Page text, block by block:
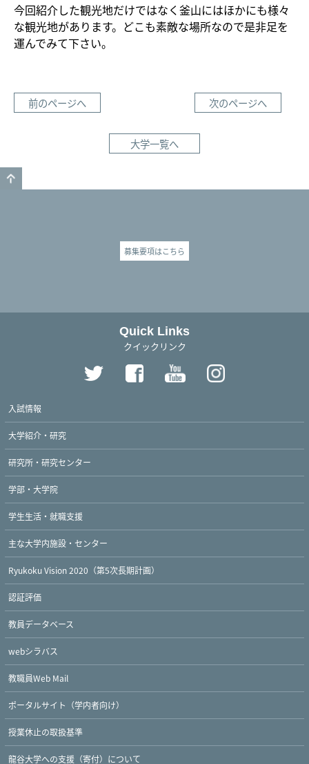
今回紹介した観光地だけではなく釜山にはほかにも様々
な観光地があります。どこも素敵な場所なので是非足を
運んでみて下さい。
前のページへ 次のページへ
大学一覧へ
募集要項はこちら
Quick Links
クイックリンク
入試情報
大学紹介・研究
研究所・研究センター
学部・大学院
学生生活・就職支援
主な大学内施設・センター
Ryukoku Vision 2020（第5次長期計画）
認証評価
教員データベース
webシラバス
教職員Web Mail
ポータルサイト（学内者向け）
授業休止の取扱基準
龍谷大学への支援（寄付）について